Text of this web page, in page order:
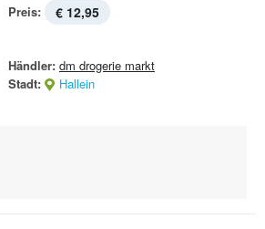
Preis: € 12,95
Händler: dm drogerie markt
Stadt:
Hallein